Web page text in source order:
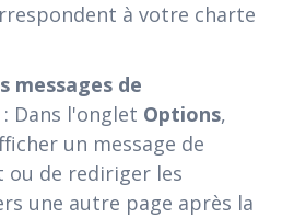
à votre charte
messages de
: Dans l'onglet Options,
un message de
ou de rediriger les
une autre page après la